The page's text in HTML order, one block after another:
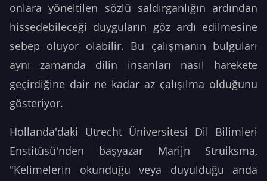
onlara yöneltilen sözlü saldırganlığın ardından
hissedebileceği duyguların göz ardı edilmesine
sebep oluyor olabilir. Bu çalışmanın bulguları
aynı zamanda dilin insanları nasıl harekete
geçirdiğine dair ne kadar az çalışılma olduğunu
gösteriyor.
Hollanda'daki Utrecht Üniversitesi Dil Bilimleri
Enstitüsü'nden başyazar Marijn Struiksma,
"Kelimelerin okunduğu veya duyulduğu anda